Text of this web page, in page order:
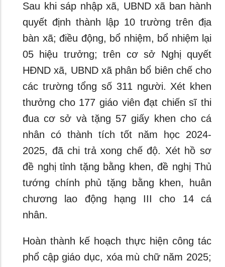
Sau khi sáp nhập xã, UBND xã ban hành
quyết định thành lập 10 trường trên địa
bàn xã; điều động, bổ nhiệm, bổ nhiệm lại
05 hiệu trưởng; trên cơ sở Nghị quyết
HĐND xã, UBND xã phân bổ biên chế cho
các trường tổng số 311 người. Xét khen
thưởng cho 177 giáo viên đạt chiến sĩ thi
đua cơ sở và tặng 57 giấy khen cho cá
nhân có thành tích tốt năm học 2024-
2025, đã chi trả xong chế độ. Xét hồ sơ
đề nghị tỉnh tặng bằng khen, đề nghị Thủ
tướng chính phủ tặng bằng khen, huân
chương lao động hạng III cho 14 cá
nhân.
Hoàn thành kế hoạch thực hiện công tác
phổ cập giáo dục, xóa mù chữ năm 2025;